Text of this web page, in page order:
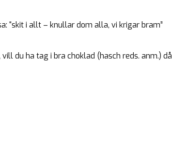
“skit i allt – knullar dom alla, vi krigar bram”
du ha tag i bra choklad (hasch reds. anm.) då